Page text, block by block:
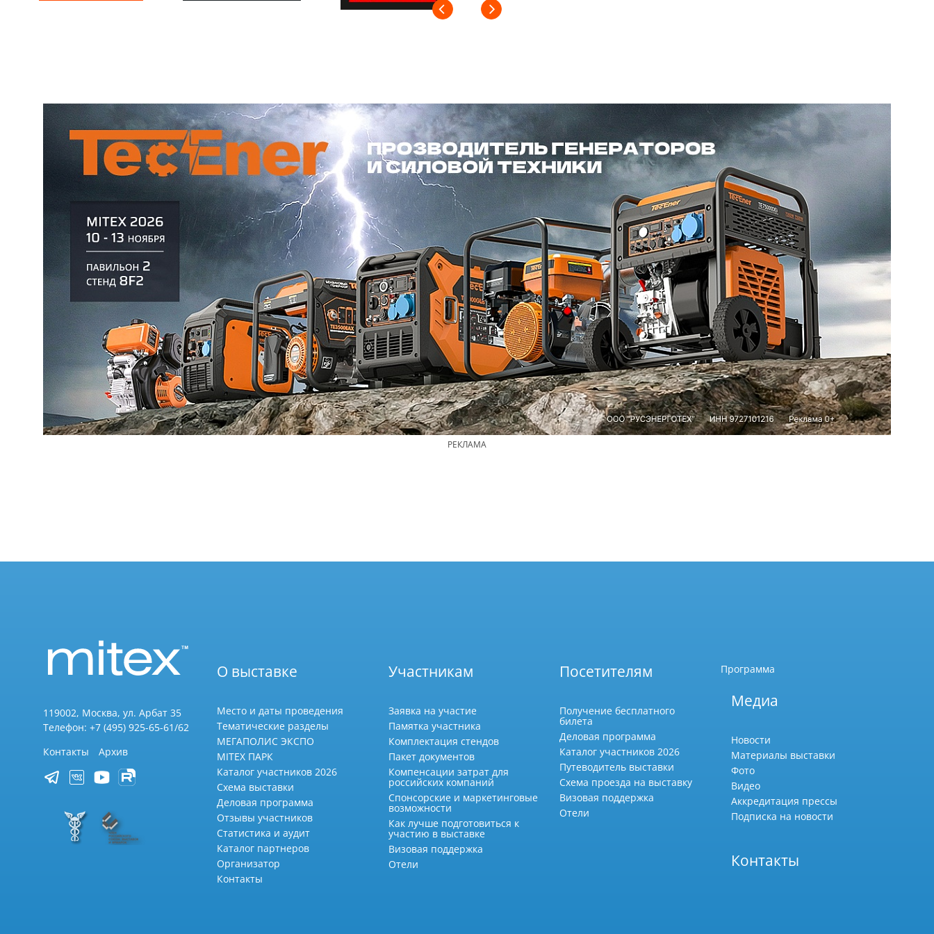
РЕКЛАМА
119002, Москва, ул. Арбат 35
Телефон: +7 (495) 925-65-61/62
Контакты
Архив
О выставке
Место и даты проведения
Тематические разделы
МЕГАПОЛИС ЭКСПО
MITEX ПАРК
Каталог участников 2026
Схема выставки
Деловая программа
Отзывы участников
Статистика и аудит
Каталог партнеров
Организатор
Контакты
Участникам
Заявка на участие
Памятка участника
Комплектация стендов
Пакет документов
Компенсации затрат для
российских компаний
Спонсорские и маркетинговые
возможности
Как лучше подготовиться к
участию в выставке
Визовая поддержка
Отели
Посетителям
Получение бесплатного
билета
Деловая программа
Каталог участников 2026
Путеводитель выставки
Схема проезда на выставку
Визовая поддержка
Отели
Программа
Медиа
Новости
Материалы выставки
Фото
Видео
Аккредитация прессы
Подписка на новости
Контакты